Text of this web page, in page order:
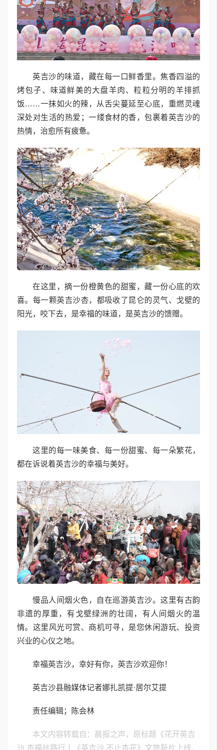
英吉沙的味道，藏在每一口鲜香里。焦香四溢的
烤包子、味道鲜美的大盘羊肉、粒粒分明的羊排抓
饭……一抹如火的辣，从舌尖蔓延至心底，重燃灵魂
深处对生活的热爱；一缕食材的香，包裹着英吉沙的
热情，治愈所有疲惫。
在这里，摘一份橙黄色的甜蜜，藏一份心底的欢
喜。每一颗英吉沙杏，都吸收了昆仑的灵气、戈壁的
阳光，咬下去，是幸福的味道，是英吉沙的馈赠。
这里的每一味美食、每一份甜蜜、每一朵繁花，
都在诉说着英吉沙的幸福与美好。
慢品人间烟火色，自在巡游英吉沙。这里有古韵
非遗的厚重，有戈壁绿洲的壮阔，有人间烟火的温
情。这里风光可赏、商机可寻，是您休闲游玩、投资
兴业的心仪之地。
幸福英吉沙，幸好有你，英吉沙欢迎你！
英吉沙县融媒体记者娜扎凯提·居尔艾提
责任编辑；陈会林
本文内容转载自：晨报之声，原标题《花开英吉
沙 杏福丝路行丨《英吉沙 不止杏花》文旅新片上线,